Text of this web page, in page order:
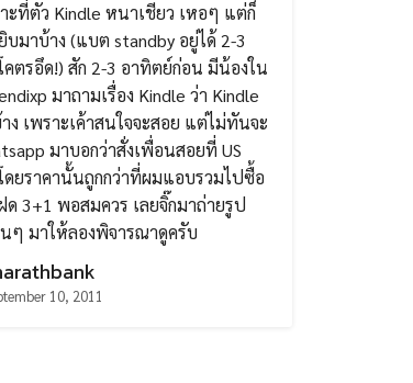
ะที่ตัว Kindle หนาเชียว เหอๆ แต่ก็
มาบ้าง (แบต standby อยู่ได้ 2-3
คตรอึด!) สัก 2-3 อาทิตย์ก่อน มีน้องใน
มาถามเรื่อง Kindle ว่า Kindle
ง เพราะเค้าสนใจจะสอย แต่ไม่ทันจะ
มาบอกว่าสั่งเพื่อนสอยที่ US
ดยราคานั้นถูกกว่าที่ผมแอบรวมไปซื้อ
ด 3+1 พอสมควร เลยจิ๊กมาถ่ายรูป
ๆ มาให้ลองพิจารณาดูครับ
10, 2011